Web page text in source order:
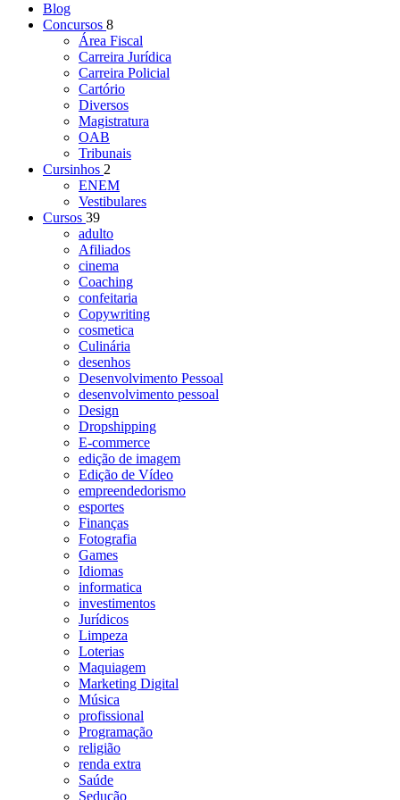
Blog
Concursos 8
Área Fiscal
Carreira Jurídica
Carreira Policial
Cartório
Diversos
Magistratura
OAB
Tribunais
Cursinhos 2
ENEM
Vestibulares
Cursos 39
adulto
Afiliados
cinema
Coaching
confeitaria
Copywriting
cosmetica
Culinária
desenhos
Desenvolvimento Pessoal
desenvolvimento pessoal
Design
Dropshipping
E-commerce
edição de imagem
Edição de Vídeo
empreendedorismo
esportes
Finanças
Fotografia
Games
Idiomas
informatica
investimentos
Jurídicos
Limpeza
Loterias
Maquiagem
Marketing Digital
Música
profissional
Programação
religião
renda extra
Saúde
Sedução